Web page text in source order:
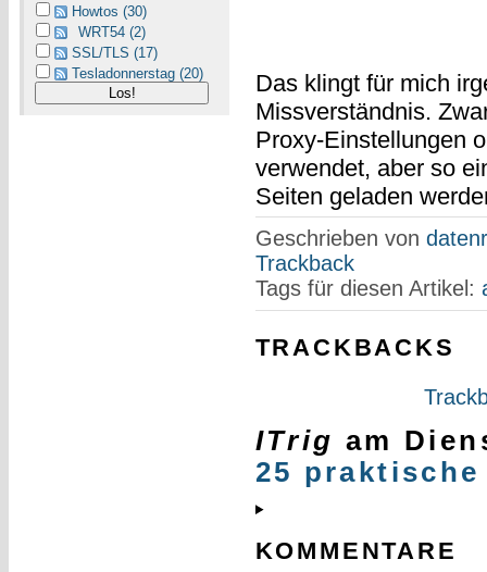
Howtos (30)
WRT54 (2)
SSL/TLS (17)
Tesladonnerstag (20)
Das klingt für mich
Missverständnis.
Proxy-Einstellungen
verwendet, aber so
Seiten geladen
Geschrieben von
Trackback
Tags für diesen Artikel:
TRACKBACKS
ITrig am
25
KOMMENTARE